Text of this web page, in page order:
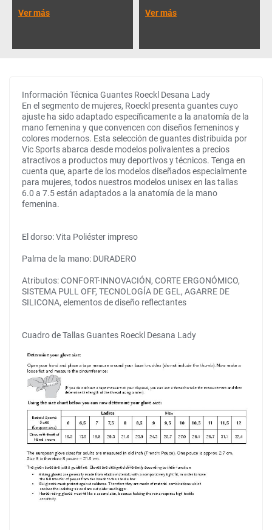
Ver más
Ver más
Información Técnica Guantes Roeckl Desana Lady
En el segmento de mujeres, Roeckl presenta guantes cuyo
ajuste ha sido adaptado específicamente a la anatomía de la
mano femenina y que convencen con diseños femeninos y
colores modernos. Esta selección de guantes distribuida por
Vic Sports abarca desde modelos polivalentes a precios
atractivos a productos muy deportivos y técnicos. Tenga en
cuenta que, aparte de los modelos diseñados especialmente
para mujeres, todos nuestros modelos unisex en las tallas
6.0 a 7.5 están adaptados a la anatomía de la mano
femenina.
El dorso: Vita Poliéster impreso
Palma de la mano: DURADERO
Atributos: CONFORT-INNOVACIÓN, CORTE ERGONÓMICO,
SISTEMA PULL OFF, TECNOLOGÍA DE GEL, AGARRE DE
SILICONA, elementos de diseño reflectantes
Cuadro de Tallas Guantes Roeckl Desana Lady